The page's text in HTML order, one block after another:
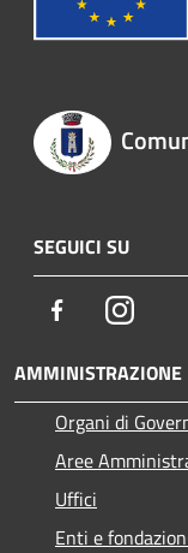
SEGUICI SU
Facebook
AMMINISTRAZIONE
Organi di
Aree
Uffici
Enti e